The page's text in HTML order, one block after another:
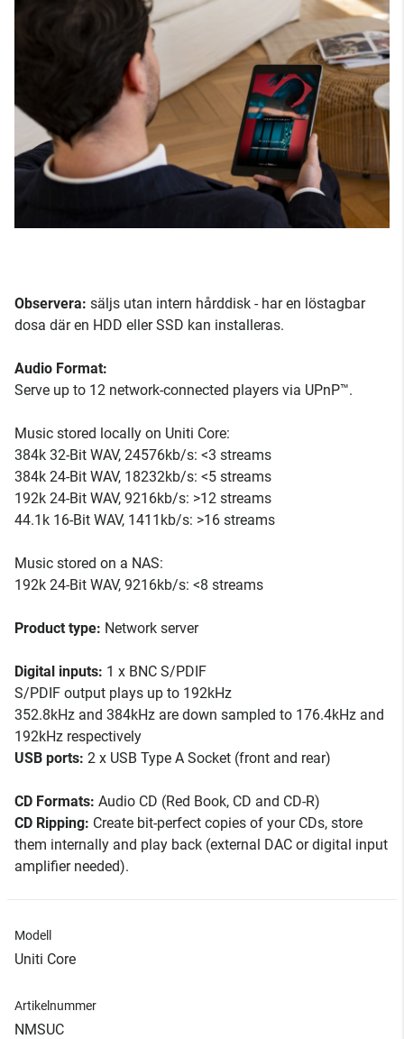
Observera: säljs utan intern hårddisk - har en löstagbar
dosa där en HDD eller SSD kan installeras.
Audio Format:
Serve up to 12 network-connected players via UPnP™.
Music stored locally on Uniti Core:
384k 32-Bit WAV, 24576kb/s: <3 streams
384k 24-Bit WAV, 18232kb/s: <5 streams
192k 24-Bit WAV, 9216kb/s: >12 streams
44.1k 16-Bit WAV, 1411kb/s: >16 streams
Music stored on a NAS:
192k 24-Bit WAV, 9216kb/s: <8 streams
Product type: Network server
Digital inputs: 1 x BNC S/PDIF
S/PDIF output plays up to 192kHz
352.8kHz and 384kHz are down sampled to 176.4kHz and
192kHz respectively
USB ports: 2 x USB Type A Socket (front and rear)
CD Formats: Audio CD (Red Book, CD and CD-R)
CD Ripping: Create bit-perfect copies of your CDs, store
them internally and play back (external DAC or digital input
amplifier needed).
Modell
Uniti Core
Artikelnummer
NMSUC